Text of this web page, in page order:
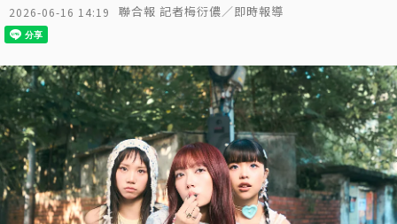
2026-06-16 14:19 聯合報 記者梅衍儂／即時報導